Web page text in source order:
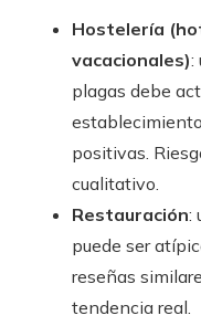
Hostelería
vacacionales):
plagas debe
positivas.
cualitativo.
Restauración:
puede ser
reseñas
tendencia real.